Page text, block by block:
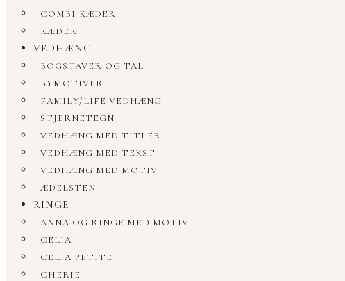
COMBI-KÆDER
KÆDER
VEDHÆNG
BOGSTAVER OG TAL
BYMOTIVER
FAMILY/LIFE VEDHÆNG
STJERNETEGN
VEDHÆNG MED TITLER
VEDHÆNG MED TEKST
VEDHÆNG MED MOTIV
ÆDELSTEN
RINGE
ANNA OG RINGE MED MOTIV
CELIA
CELIA PETITE
CHERIE